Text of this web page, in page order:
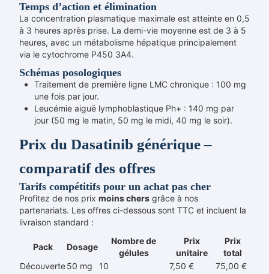
Temps d’action et élimination
La concentration plasmatique maximale est atteinte en 0,5
à 3 heures après prise. La demi-vie moyenne est de 3 à 5
heures, avec un métabolisme hépatique principalement
via le cytochrome P450 3A4.
Schémas posologiques
Traitement de première ligne LMC chronique : 100 mg
une fois par jour.
Leucémie aiguë lymphoblastique Ph+ : 140 mg par
jour (50 mg le matin, 50 mg le midi, 40 mg le soir).
Prix du Dasatinib générique –
comparatif des offres
Tarifs compétitifs pour un achat pas cher
Profitez de nos prix moins chers grâce à nos
partenariats. Les offres ci-dessous sont TTC et incluent la
livraison standard :
Pack Dosage
Nombre de
gélules
Prix
unitaire
Prix
total
Découverte50 mg 10 7,50 € 75,00 €